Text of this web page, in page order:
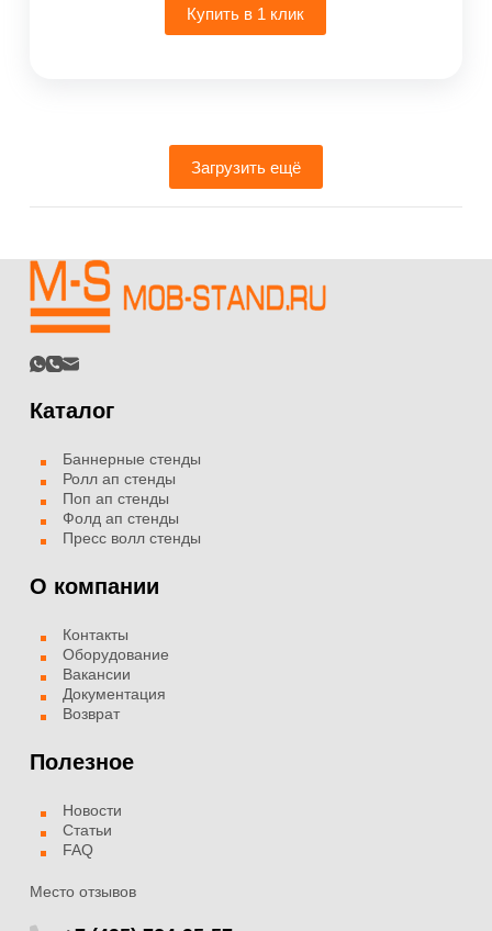
000₽
Купить в 1 клик
Загрузить ещё
Каталог
Баннерные стенды
Ролл ап стенды
Поп ап стенды
Фолд ап стенды
Пресс волл стенды
О компании
Контакты
Оборудование
Вакансии
Документация
Возврат
Полезное
Новости
Статьи
FAQ
Место отзывов